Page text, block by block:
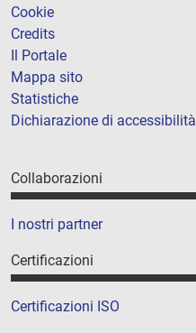
Cookie
Credits
Il Portale
Mappa sito
Statistiche
Dichiarazione di accessibilità
Collaborazioni
I nostri partner
Certificazioni
Certificazioni ISO